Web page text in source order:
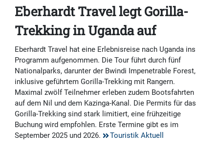
Eberhardt Travel legt Gorilla-
Trekking in Uganda auf
Eberhardt Travel hat eine Erlebnisreise nach Uganda ins
Programm aufgenommen. Die Tour führt durch fünf
Nationalparks, darunter der Bwindi Impenetrable Forest,
inklusive geführtem Gorilla-Trekking mit Rangern.
Maximal zwölf Teilnehmer erleben zudem Bootsfahrten
auf dem Nil und dem Kazinga-Kanal. Die Permits für das
Gorilla-Trekking sind stark limitiert, eine frühzeitige
Buchung wird empfohlen. Erste Termine gibt es im
September 2025 und 2026.
Touristik Aktuell